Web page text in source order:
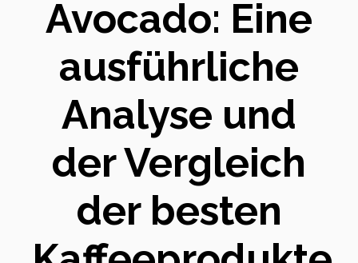
Avocado: Eine
ausführliche
Analyse und
der Vergleich
der besten